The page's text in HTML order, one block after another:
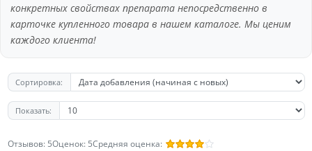
конкретных свойствах препарата непосредственно в
карточке купленного товара в нашем каталоге. Мы ценим
каждого клиента!
Сортировка:
Показать:
Отзывов: 5Оценок: 5Средняя оценка: